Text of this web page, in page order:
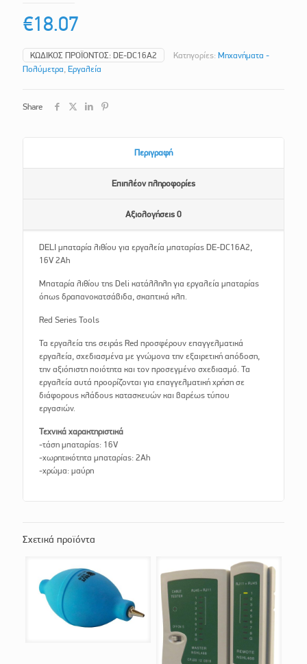
€18.07
ΚΩΔΙΚΌΣ ΠΡΟΪΌΝΤΟΣ: DE-DC16A2 Κατηγορίες: Μηχανήματα -
Πολύμετρα Εργαλεία
Share
Περιγραφή
Επιπλέον πληροφορίες
Αξιολογήσεις 0
DELI μπαταρία λιθίου για εργαλεία μπαταρίας DE-DC16A2,
16V 2Ah
Μπαταρία λιθίου της Deli κατάλληλη για εργαλεία μπαταρίας
όπως δραπανοκατσάβιδα, σκαπτικά κλπ.
Red Series Tools
Τα εργαλεία της σειράς Red προσφέρουν επαγγελματικά
εργαλεία, σχεδιασμένα με γνώμονα την εξαιρετική απόδοση,
την αξιόπιστη ποιότητα και τον προσεγμένο σχεδιασμό. Τα
εργαλεία αυτά προορίζονται για επαγγελματική χρήση σε
διάφορους κλάδους κατασκευών και βαρέως τύπου
εργασιών.
Τεχνικά χαρακτηριστικά
-τάση μπαταρίας: 16V
-χωρητικότητα μπαταρίας: 2Ah
-χρώμα: μαύρη
Σχετικά προϊόντα